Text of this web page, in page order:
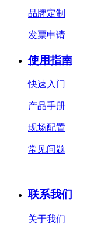
品牌定制
发票申请
使用指南
快速入门
产品手册
现场配置
常见问题
联系我们
关于我们